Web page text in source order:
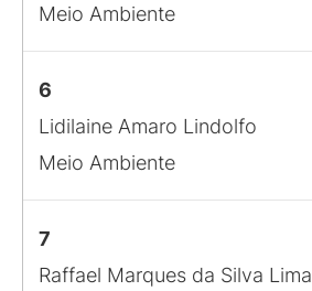
Meio Ambiente
6
Lidilaine Amaro Lindolfo
Meio Ambiente
7
Raffael Marques da Silva Lima